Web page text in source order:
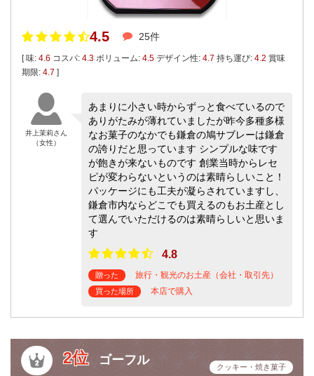
4.5 25件
[ 味: 4.6 コスパ: 4.3 ボリューム: 4.5 デザイン性: 4.7 持ち運び: 4.2 賞味
期限: 4.7 ]
井上茉莉さん
（女性）
あまりに小さい時からずっと食べているので
ありがたみが薄れていましたが昨今多種多様
なお菓子のなかでも鎌倉の鳩サブレーは鎌倉
の誇りだと思っています シンプルな味です
が飽きが来ないものです 創業当時からレセ
ピが変わらないというのは素晴らしいこと！
パッケージにも工夫が凝らされていますし、
鎌倉市内ならどこでも買えるのもお土産とし
て選んでいただけるのは素晴らしいと思いま
す
4.8
贈った 旅行・観光のお土産（会社・取引先）
買った場所 本店で購入
2位 ゴーフル
クッキー・焼き菓子